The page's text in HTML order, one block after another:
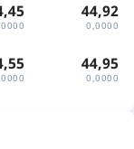
44,92
0,0000
44,95
0,0000